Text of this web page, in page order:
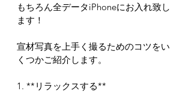
もちろん全データiPhoneにお入れ致し
ます！
宣材写真を上手く撮るためのコツをい
くつかご紹介します。
1. **リラックスする**